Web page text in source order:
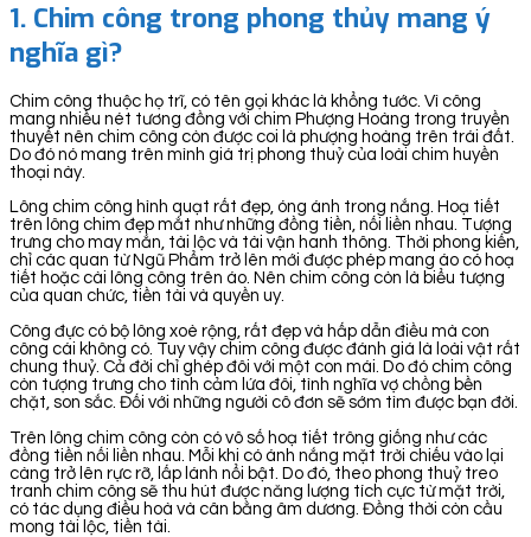
1. Chim công trong phong thủy mang ý
nghĩa gì?
Chim công thuộc họ trĩ, có tên gọi khác là khổng tước. Vì công
mang nhiều nét tương đồng với chim Phượng Hoàng trong truyền
thuyết nên chim công còn được coi là phượng hoàng trên trái đất.
Do đó nó mang trên mình giá trị phong thuỷ của loài chim huyền
thoại này.
Lông chim công hình quạt rất đẹp, óng ánh trong nắng. Hoạ tiết
trên lông chim đẹp mắt như những đồng tiền, nối liền nhau. Tượng
trưng cho may mắn, tài lộc và tài vận hanh thông. Thời phong kiến,
chỉ các quan từ Ngũ Phẩm trở lên mới được phép mang áo có hoạ
tiết hoặc cài lông công trên áo. Nên chim công còn là biểu tượng
của quan chức, tiền tài và quyền uy.
Công đực có bộ lông xoè rộng, rất đẹp và hấp dẫn điều mà con
công cái không có. Tuy vậy chim công được đánh giá là loài vật rất
chung thuỷ. Cả đời chỉ ghép đôi với một con mái. Do đó chim công
còn tượng trưng cho tình cảm lứa đôi, tình nghĩa vợ chồng bền
chặt, son sắc. Đối với những người cô đơn sẽ sớm tìm được bạn đời.
Trên lông chim công còn có vô số hoạ tiết trông giống như các
đồng tiền nối liền nhau. Mỗi khi có ánh nắng mặt trời chiếu vào lại
càng trở lên rực rỡ, lấp lánh nổi bật. Do đó, theo phong thuỷ treo
tranh chim công sẽ thu hút được năng lượng tích cực từ mặt trời,
có tác dụng điều hoà và cân bằng âm dương. Đồng thời còn cầu
mong tài lộc, tiền tài.